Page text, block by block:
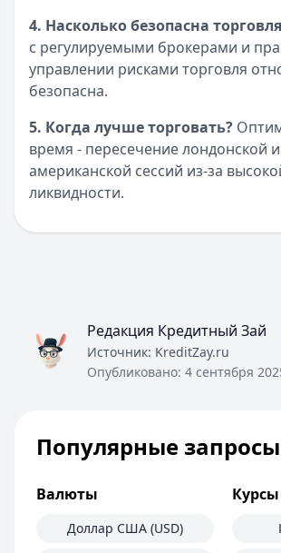
4. Насколько безопасна
с регулируемыми брокерами и
управлении рисками торговля
безопасна.
5. Когда лучше торговать?
время - пересечение лондонской и
американской сессий из-за
ликвидности.
Редакция Кредитный Зай
Источник: KreditZay.ru
Опубликовано: 4 сентября
Популярные запросы
Валюты
Доллар США (USD)